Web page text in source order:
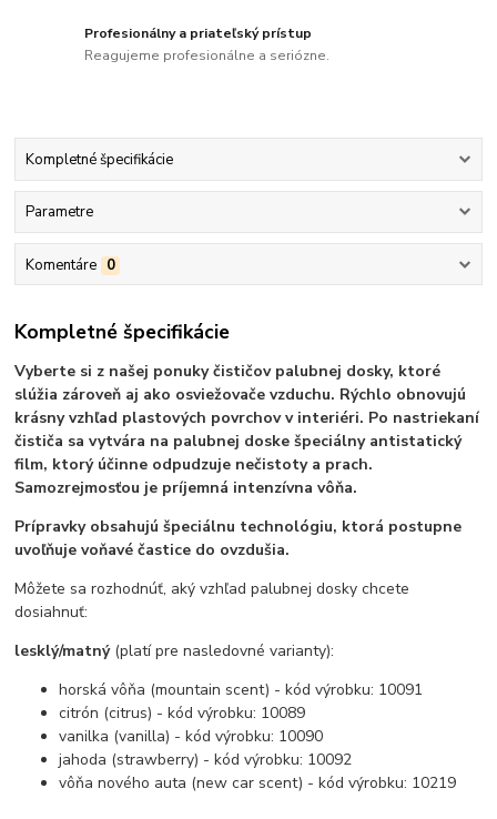
Profesionálny a priateľský prístup
Reagujeme profesionálne a seriózne.
Kompletné špecifikácie
Parametre
Komentáre 0
Kompletné špecifikácie
Vyberte si z našej ponuky čističov palubnej dosky, ktoré
slúžia zároveň aj ako osviežovače vzduchu. Rýchlo obnovujú
krásny vzhľad plastových povrchov v interiéri. Po nastriekaní
čističa sa vytvára na palubnej doske špeciálny antistatický
film, ktorý účinne odpudzuje nečistoty a prach.
Samozrejmosťou je príjemná intenzívna vôňa.
Prípravky obsahujú špeciálnu technológiu, ktorá postupne
uvoľňuje voňavé častice do ovzdušia.
Môžete sa rozhodnúť, aký vzhľad palubnej dosky chcete
dosiahnuť:
lesklý/matný(platí pre nasledovné varianty):
horská vôňa (mountain scent) - kód výrobku: 10091
citrón (citrus) - kód výrobku: 10089
vanilka (vanilla) - kód výrobku: 10090
jahoda (strawberry) - kód výrobku: 10092
vôňa nového auta (new car scent) - kód výrobku: 10219